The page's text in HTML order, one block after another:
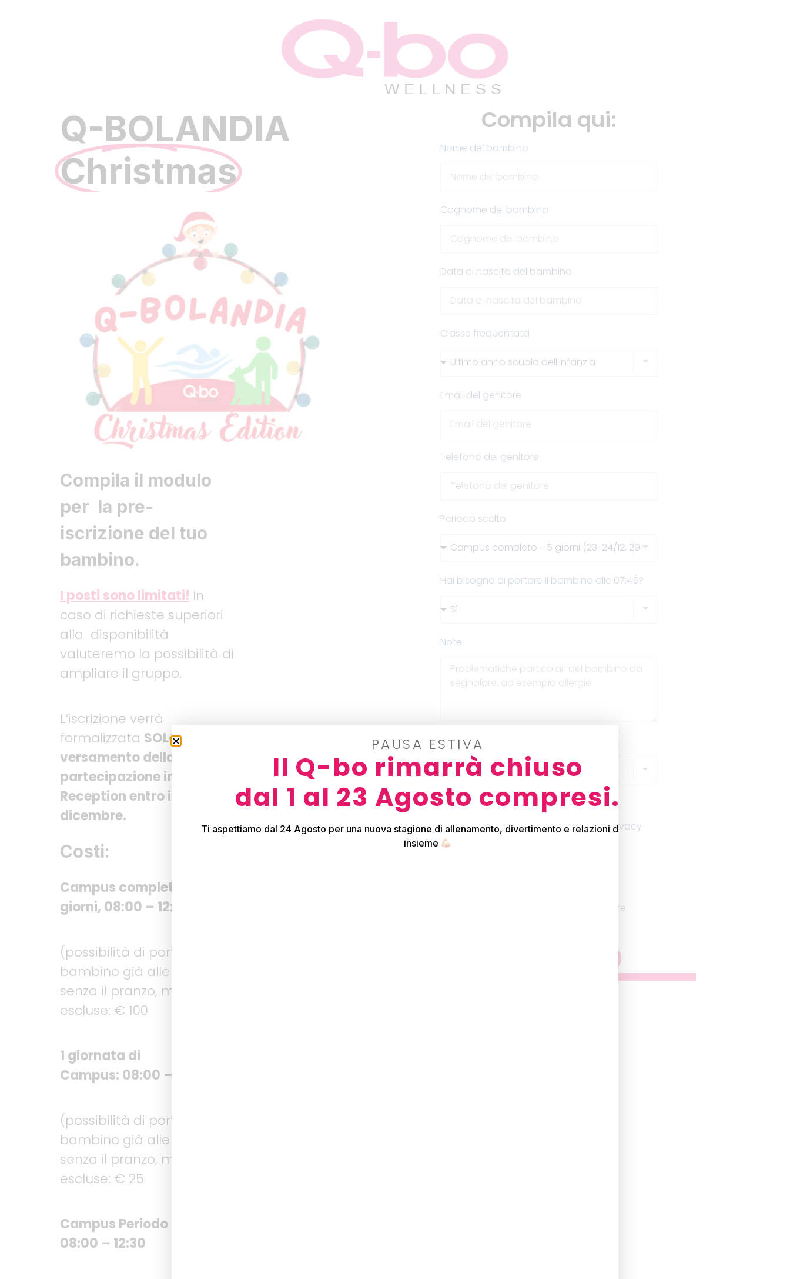
Q-BOLANDIA
Christmas
Compila il modulo
per la pre-
iscrizione del tuo
bambino.
I posti sono limitati! In
caso di richieste superiori
alla disponibilità
valuteremo la possibilità di
ampliare il gruppo.
L’iscrizione verrà
formalizzata SOLO al
versamento della quota di
partecipazione in
Reception entro il 19
dicembre.
Costi:
Campus completo 5
giorni, 08:00 – 12:30
(possibilità di portare il
bambino già alle 07:45)
senza il pranzo, merende
escluse: € 100
1 giornata di
Campus: 08:00 – 12:30
(possibilità di portare il
bambino già alle 07:45)
senza il pranzo, merende
escluse: € 25
Campus Periodo 1: 2 giorni,
08:00 – 12:30
Compila qui:
Nome del bambino
Cognome del bambino
Data di nascita del bambino
Classe frequentata
Email del genitore
Telefono del genitore
Periodo scelto
Hai bisogno di portare il bambino alle 07:45?
Note
Come hai saputo del campus?
Privacy
Acconsento al trattamento della privacy
per le finalità indicate
aggiornato sulle nostre novità e ricevere
PAUSA ESTIVA
Il Q-bo rimarrà chiuso
dal 1 al 23 Agosto compresi.
Ti aspettiamo dal 24 Agosto per una nuova stagione di allenamento, divertimento e relazioni da vivere
insieme